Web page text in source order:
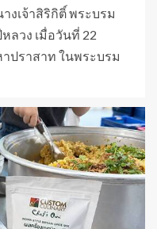
งเจ้าสิริกิติ์ พระบรม
วง เมื่อวันที่ 22
ปราสาท ในพระบรม